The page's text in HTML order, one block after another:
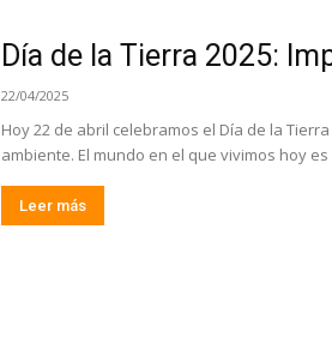
Día de la Tierra 2025:
22/04/2025
Hoy 22 de abril celebramos el Día de la
ambiente. El mundo en el que vivimos hoy
Leer más